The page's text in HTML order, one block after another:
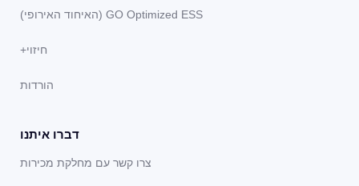
GO Optimized ESS (האיחוד האירופי)
חיזוי+
הורדות
דברו איתנו
צרו קשר עם מחלקת מכירות